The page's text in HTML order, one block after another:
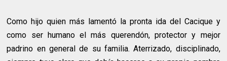
Como hijo quien más lamentó la pronta ida del Cacique y
como ser humano el más querendón, protector y mejor
padrino en general de su familia. Aterrizado, disciplinado,